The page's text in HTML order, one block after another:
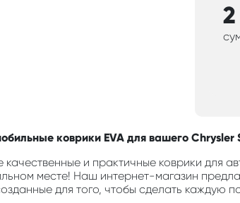
коврики EVA для вашего
качественные и практичные коврики для
месте! Наш интернет-магазин
для того, чтобы сделать каждую